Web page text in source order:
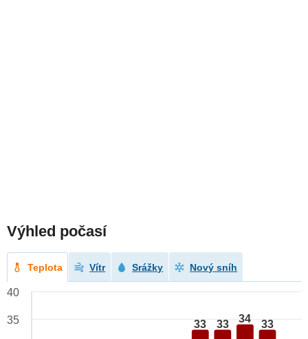
Výhled počasí
Teplota Vítr Srážky Nový sníh
33 33 34 33
40
35